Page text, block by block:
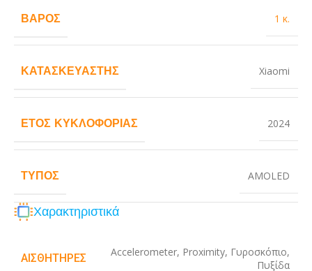
ΒΆΡΟΣ 1 κ.
ΚΑΤΑΣΚΕΥΑΣΤΉΣ Xiaomi
ΈΤΟΣ ΚΥΚΛΟΦΟΡΊΑΣ 2024
ΤΎΠΟΣ AMOLED
Χαρακτηριστικά
ΑΙΣΘΗΤΉΡΕΣ Accelerometer, Proximity, Γυροσκόπιο,
Πυξίδα